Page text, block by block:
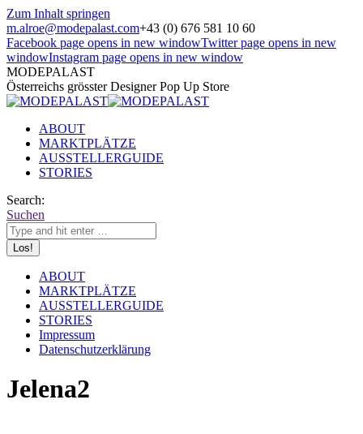
Zum Inhalt springen
m.alroe@modepalast.com+43 (0) 676 581 10 60
Facebook page opens in new windowTwitter page opens in new
windowInstagram page opens in new window
MODEPALAST
Österreichs grösster Designer Pop Up Store
ABOUT
MARKTPLÄTZE
AUSSTELLERGUIDE
STORIES
Search:
Suchen
ABOUT
MARKTPLÄTZE
AUSSTELLERGUIDE
STORIES
Impressum
Datenschutzerklärung
Jelena2